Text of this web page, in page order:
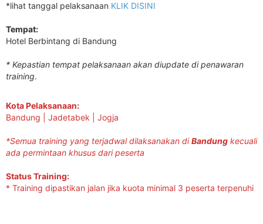
*lihat tanggal pelaksanaan KLIK DISINI
Tempat:
Hotel Berbintang di Bandung
* Kepastian tempat pelaksanaan akan diupdate di penawaran
training.
Kota Pelaksanaan:
Bandung | Jadetabek | Jogja
*Semua training yang terjadwal dilaksanakan diBandung kecuali
ada permintaan khusus dari peserta
Status Training:
* Training dipastikan jalan jika kuota minimal 3 peserta terpenuhi